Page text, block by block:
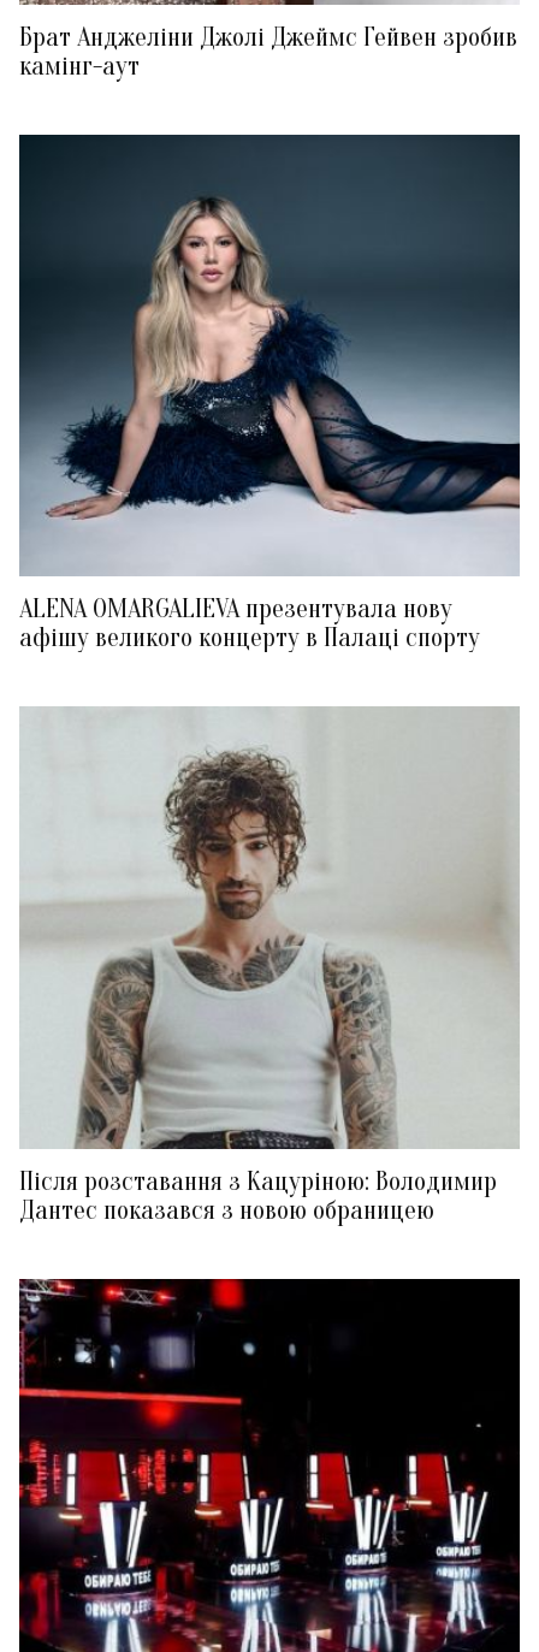
Брат Анджеліни Джолі Джеймс Гейвен зробив
камінг-аут
ALENA OMARGALIEVA презентувала нову
афішу великого концерту в Палаці спорту
Після розставання з Кацуріною: Володимир
Дантес показався з новою обраницею